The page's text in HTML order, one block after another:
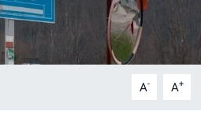
A- A+